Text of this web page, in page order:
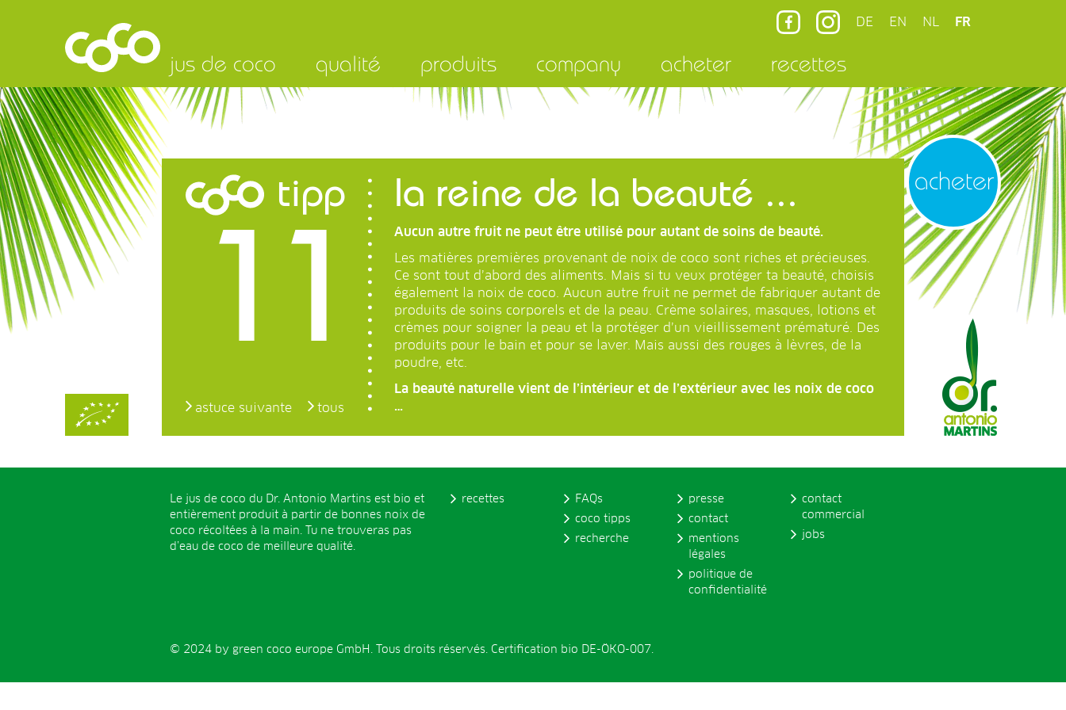
DE EN NL FR
jus de coco qualité produits company acheter recettes
acheter
tipp
11 la reine de la beauté ...
Aucun autre fruit ne peut être utilisé pour autant de soins de beauté.
Les matières premières provenant de noix de coco sont riches et précieuses.
Ce sont tout d’abord des aliments. Mais si tu veux protéger ta beauté, choisis
également la noix de coco. Aucun autre fruit ne permet de fabriquer autant de
produits de soins corporels et de la peau. Crème solaires, masques, lotions et
crèmes pour soigner la peau et la protéger d’un vieillissement prématuré. Des
produits pour le bain et pour se laver. Mais aussi des rouges à lèvres, de la
poudre, etc.
La beauté naturelle vient de l’intérieur et de l’extérieur avec les noix de coco
…
astuce suivante tous
Le jus de coco du Dr. Antonio Martins est bio et
entièrement produit à partir de bonnes noix de
coco récoltées à la main. Tu ne trouveras pas
d’eau de coco de meilleure qualité.
recettes
FAQs
coco tipps
recherche
presse
contact
mentions
légales
politique de
confidentialité
contact
commercial
jobs
© 2024 by green coco europe GmbH. Tous droits réservés. Certification bio DE-ÖKO-007.